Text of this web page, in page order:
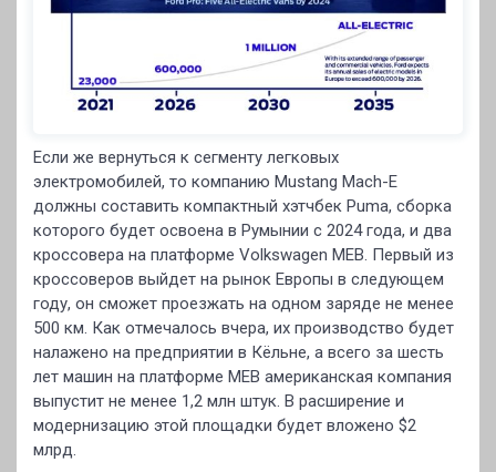
Если же вернуться к сегменту легковых
электромобилей, то компанию Mustang Mach-E
должны составить компактный хэтчбек Puma, сборка
которого будет освоена в Румынии с 2024 года, и два
кроссовера на платформе Volkswagen MEB. Первый из
кроссоверов выйдет на рынок Европы в следующем
году, он сможет проезжать на одном заряде не менее
500 км. Как отмечалось вчера, их производство будет
налажено на предприятии в Кёльне, а всего за шесть
лет машин на платформе MEB американская компания
выпустит не менее 1,2 млн штук. В расширение и
модернизацию этой площадки будет вложено $2
млрд.